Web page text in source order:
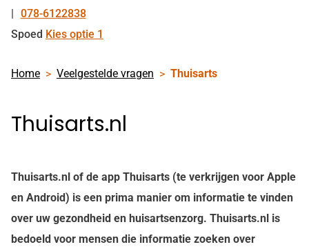
Tel:
078-6122838
Spoed Kies optie 1
Home Veelgestelde vragen Thuisarts
Thuisarts.nl
Thuisarts.nl of de app Thuisarts (te verkrijgen voor Apple
en Android) is een prima manier om informatie te vinden
over uw gezondheid en huisartsenzorg. Thuisarts.nl is
bedoeld voor mensen die informatie zoeken over